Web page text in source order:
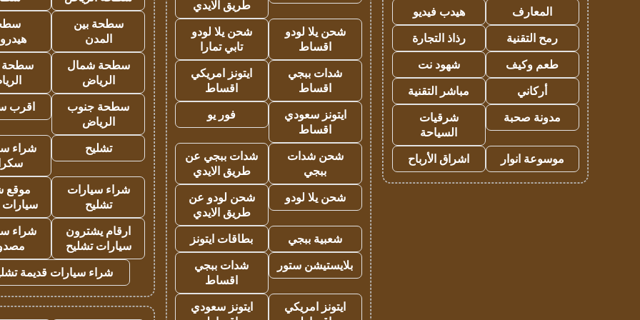
المعارف
هيدب فيديو
رمح التقنية
رذاذ التجارة
طعم وكيف
شهود نت
أركاني
مباشر التقنية
مدونة صحبة
شرقيات
السياحة
موسوعة انوار
اشراق الأرباح
طريق الايدي
شحن يلا لودو
اقساط
شحن يلا لودو
تابي تمارا
شدات ببجي
اقساط
ايتونز امريكي
اقساط
ايتونز سعودي
اقساط
فور يو
شحن شدات
ببجي
شدات ببجي عن
طريق الايدي
شحن يلا لودو
شحن لودو عن
طريق الايدي
شعبية ببجي
بطاقات ايتونز
بلايستيشن ستور
شدات ببجي
اقساط
ايتونز امريكي
ايتونز سعودي
سطحة بين
المدن
سطحة شمال
الرياض
سطحة جنوب
الرياض
اقرب
تشليح
شراء
شراء سيارات
تشليح
موقع
سيارات
ارقام يشترون
سيارات تشليح
شراء
شراء سيارات قديمة